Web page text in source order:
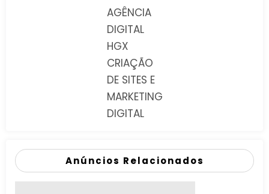
AGÊNCIA
DIGITAL
HGX
CRIAÇÃO
DE SITES E
MARKETING
DIGITAL
Anúncios Relacionados